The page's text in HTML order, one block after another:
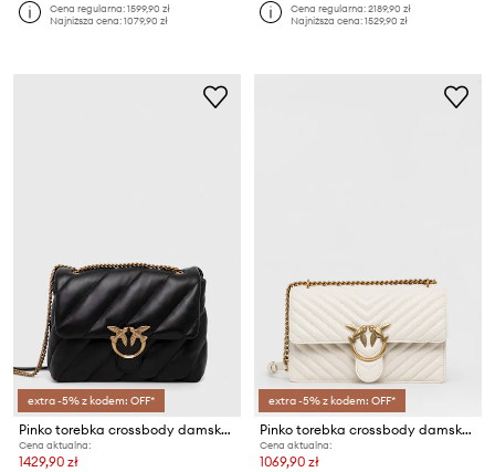
Cena regularna:1599,90 zł
Najniższa cena:1079,90 zł
Cena regularna:2189,90 zł
Najniższa cena:1529,90 zł
extra -5% z kodem: OFF*
Pinko torebka crossbody damska skórzana
Cena aktualna:
1429,90 zł
extra -5% z kodem: OFF*
Pinko torebka crossbody damska skórzana
Cena aktualna:
1069,90 zł